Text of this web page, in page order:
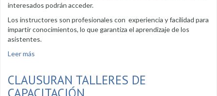
interesados podrán acceder.
Los instructores son profesionales con experiencia y facilidad para
impartir conocimientos, lo que garantiza el aprendizaje de los
asistentes.
Leer más
CLAUSURAN TALLERES DE